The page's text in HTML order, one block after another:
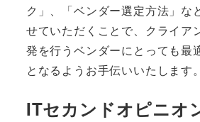
ク」、「ベンダー選定方法」な
せていただくことで、クライア
発を行うベンダーにとっても最
となるようお手伝いいたします。
ITセカンドオピニオ